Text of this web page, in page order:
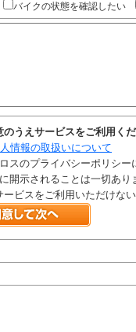
バイクの状態を確認したい
うえサービスをご利用くだ
情報の取扱いについて
のプライバシーポリシー
開示されることは一切あり
ビスをご利用いただけない